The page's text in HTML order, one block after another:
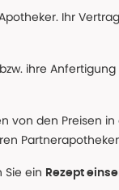
Ihr
ihre
von den
ein Rezept